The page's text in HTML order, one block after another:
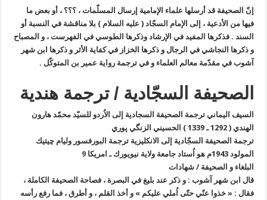
إنّ الصحيفة قد أرسلها علماء الإمامية إرسال المسلّمات ، ؟؟؟ ، أو بعض ما
فيها من الأدعية ، إلى الإمام السجّاد ( عليه السلام ) بلا مناقشة في النسبة أو
السند . فذكرها المفيد في الإرشاد وذكرها الطوسي في الفهرست ، و المصباح
و ذكرها النجاشي في الرجال و ذكرها الخزاز في كفاية الأثر و ذكرها ابن شهر
آشوب في مقدّمة معالم العلماء و في ترجمة رواية عمير بن المتوكّل .
الصحيفة السجّادية / ترجمة هندية
السيف اليماني ترجمة الصحيفة السجادية إلى الاُردو للسيّد محمّد هارون
الهندي ( 1292 ـ 1339 ) الحسيني الزنگي پوري
ترجمة الصحيفة السجّادية إلى الانكليزية ترجمة البورفسور وليام چيتيك
المولود 1943م هو اُستاد جامعة ولاية نيويورك ـ امريكا
9
البلغاء و الصحيفة / شهادات
قال ابن شهر آشوب : و ذكر عند بليغ في البصرة ، فصاحة الصحيفة الكاملة ،
فقال : « خذوا عنّي حتّى اُملي عليكم » و أخذ القلم ، و أطرق ، فما رفع رأسه